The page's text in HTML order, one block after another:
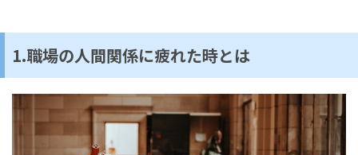
1.職場の人間関係に疲れた時とは